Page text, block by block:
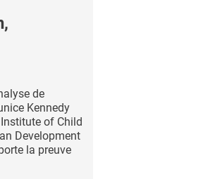
de
Kennedy
of Child
Development
la preuve